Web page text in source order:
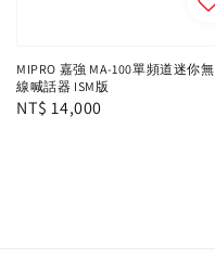
MIPRO 嘉強 MA-100單頻道迷你無
線喊話器 ISM版
Regular
NT$ 14,000